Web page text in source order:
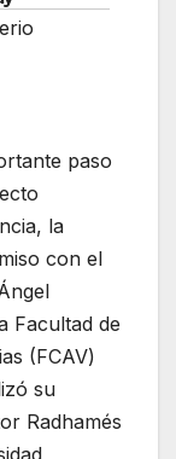
paso
la
con el
Facultad de
(FCAV)
su
Radhamés